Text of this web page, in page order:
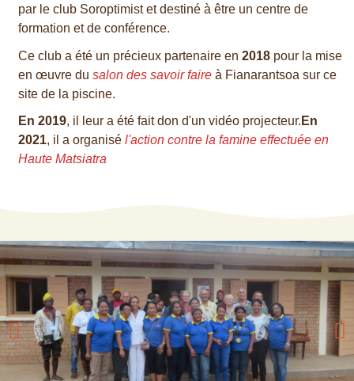
par le club Soroptimist et destiné à être un centre de
formation et de conférence.
Ce club a été un précieux partenaire en 2018 pour la mise
en œuvre du salon des savoir faire à Fianarantsoa sur ce
site de la piscine.
En 2019, il leur a été fait don d'un vidéo projecteur. En
2021, il a organisé l'action contre la famine effectuée en
Haute Matsiatra